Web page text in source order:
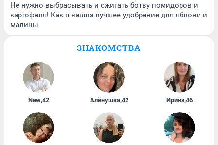
Не нужно выбрасывать и сжигать ботву помидоров и
картофеля! Как я нашла лучшее удобрение для яблони и
малины
ЗНАКОМСТВА
New,42 Алёнушка,42 Ирина,46